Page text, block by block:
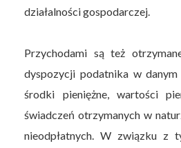
działalności gospodarczej.
Przychodami są też
dyspozycji podatnika w
środki pieniężne, wartości
świadczeń otrzymanych w
nieodpłatnych. W związku z